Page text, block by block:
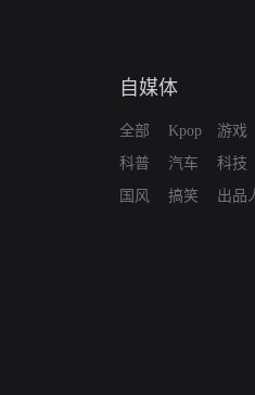
自媒体
全部
科普
国风
Kpop
汽车
搞笑
游戏
科技
出品